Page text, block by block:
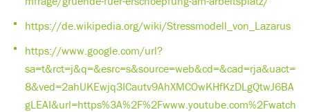
https://de.wikipedia.org/wiki/Stressmodell_von_Lazarus
https://www.google.com/url?
sa=t&rct=j&q=&esrc=s&source=web&cd=&cad=rja&uact=
8&ved=2ahUKEwjq3ICautv9AhXMCOwKHfKzDLgQtwJ6BA
gLEAI&url=https%3A%2F%2Fwww.youtube.com%2Fwatch